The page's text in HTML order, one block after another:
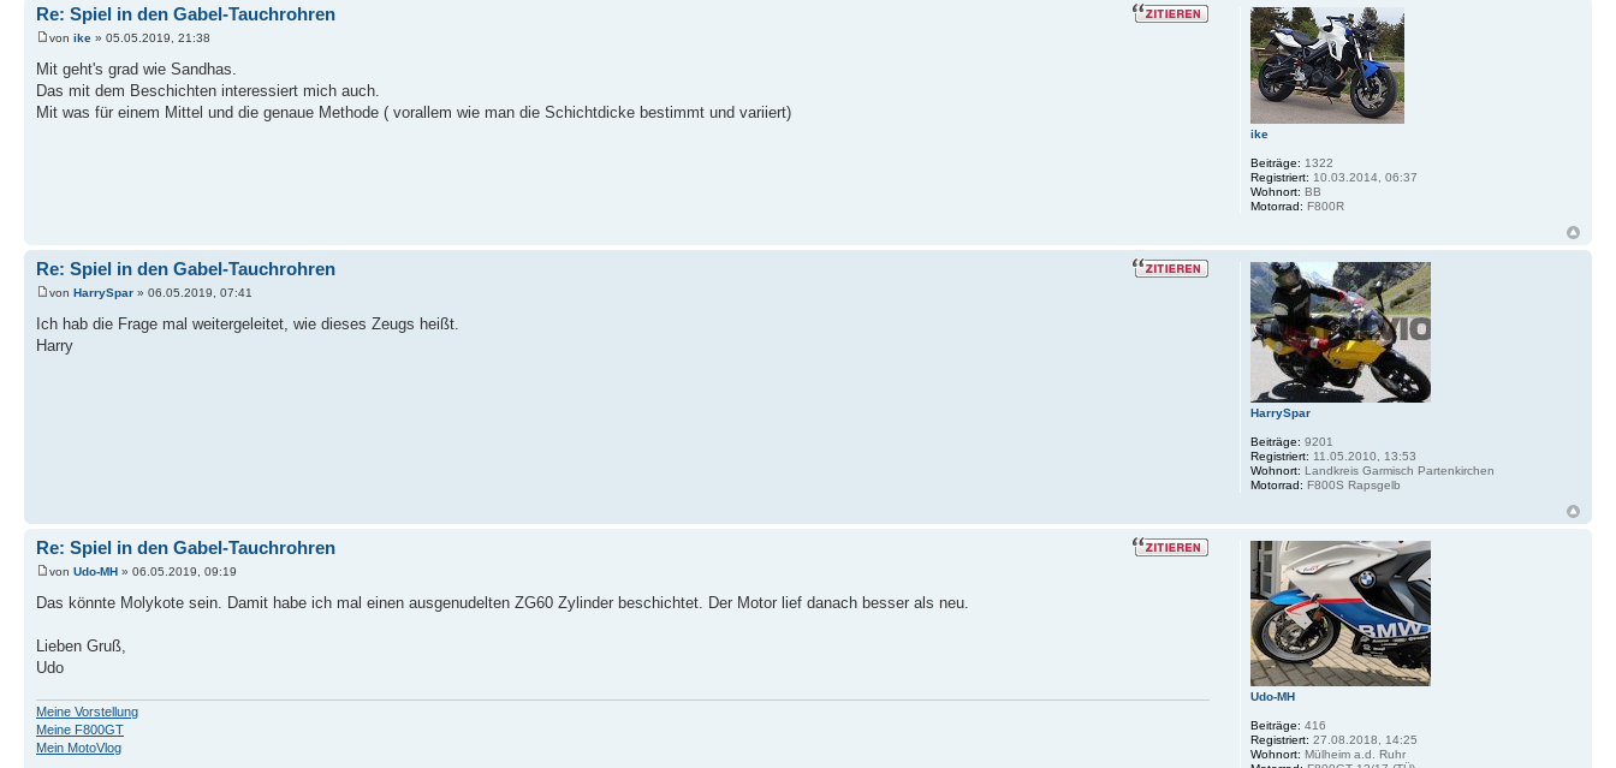
Re: Spiel in den Gabel-Tauchrohren
von ike » 05.05.2019, 21:38
Mit geht's grad wie Sandhas.
Das mit dem Beschichten interessiert mich auch.
Mit was für einem Mittel und die genaue Methode ( vorallem wie man die Schichtdicke bestimmt und variiert)
ike
Beiträge: 1322
Registriert: 10.03.2014, 06:37
Wohnort: BB
Motorrad: F800R
Re: Spiel in den Gabel-Tauchrohren
von HarrySpar » 06.05.2019, 07:41
Ich hab die Frage mal weitergeleitet, wie dieses Zeugs heißt.
Harry
HarrySpar
Beiträge: 9201
Registriert: 11.05.2010, 13:53
Wohnort: Landkreis Garmisch Partenkirchen
Motorrad: F800S Rapsgelb
Re: Spiel in den Gabel-Tauchrohren
von Udo-MH » 06.05.2019, 09:19
Das könnte Molykote sein. Damit habe ich mal einen ausgenudelten ZG60 Zylinder beschichtet. Der Motor lief danach besser als neu.
Lieben Gruß,
Udo
Meine Vorstellung
Meine F800GT
Mein MotoVlog
Udo-MH
Beiträge: 416
Registriert: 27.08.2018, 14:25
Wohnort: Mülheim a.d. Ruhr